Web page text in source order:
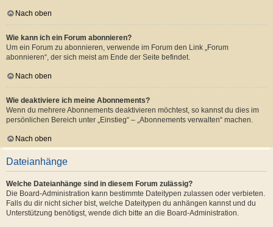
Nach oben
Wie kann ich ein Forum abonnieren?
Um ein Forum zu abonnieren, verwende im Forum den Link „Forum
abonnieren“, der sich meist am Ende der Seite befindet.
Nach oben
Wie deaktiviere ich meine Abonnements?
Wenn du mehrere Abonnements deaktivieren möchtest, so kannst du dies im
persönlichen Bereich unter „Einstieg“ – „Abonnements verwalten“ machen.
Nach oben
Dateianhänge
Welche Dateianhänge sind in diesem Forum zulässig?
Die Board-Administration kann bestimmte Dateitypen zulassen oder verbieten.
Falls du dir nicht sicher bist, welche Dateitypen du anhängen kannst und du
Unterstützung benötigst, wende dich bitte an die Board-Administration.